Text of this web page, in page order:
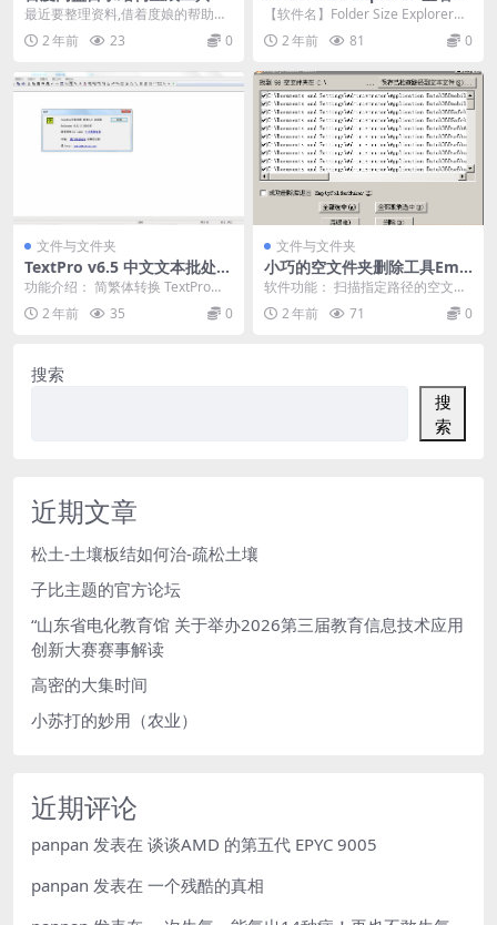
最近要整理资料,借着度娘的帮助用
Python做了一个 DB的目录为：百
度网盘的安...
2 年前 23 0
件夹大小软件
【软件名】Folder Size Explorer
【介 绍】这是一款免费文...
2 年前 81 0
文件与文件夹
TextPro v6.5 中文文本批处理
软件
功能介绍： 简繁体转换 TextPro内
部采用Unicode编码。通过读入和
保存...2 年前 35 0
文件与文件夹
小巧的空文件夹删除工具Emp
tyFolderNuker
软件功能： 扫描指定路径的空文件
夹，然后删除。 特别提醒： C盘里
的一些空文件夹...
2 年前 71 0
搜索
搜
索
近期文章
松土-土壤板结如何治-疏松土壤
子比主题的官方论坛
“山东省电化教育馆 关于举办2026第三届教育信息技术应用
创新大赛赛事解读
高密的大集时间
小苏打的妙用（农业）
近期评论
panpan 发表在 谈谈AMD 的第五代 EPYC 9005
panpan 发表在 一个残酷的真相